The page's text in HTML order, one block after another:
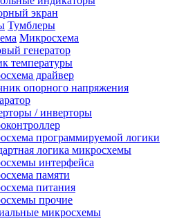
экран
Тумблеры
Микросхема
генератор
температуры
драйвер
опорного напряжения
/ инверторы
программируемой логики
логика микросхемы
интерфейса
памяти
питания
прочие
микросхемы